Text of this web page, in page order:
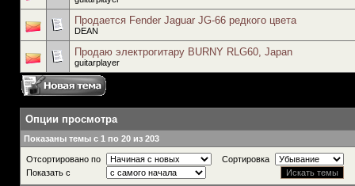
Продается Fender Jaguar JG-66 редкого цвета
DEAN
Продаю электрогитару BURNY RLG60, Japan
guitarplayer
Опции просмотра
Показаны темы с 1 по 20 из 203
Отсортировано по
Сортировка
Показать с